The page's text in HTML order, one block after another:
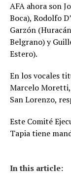
AFA ahora son
Boca), Rodolfo
Garzón
Belgrano) y
Estero).
En los vocales
Marcelo
San Lorenzo,
Este Comité
Tapia tiene
In this article: